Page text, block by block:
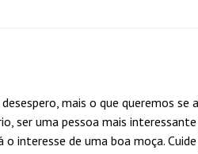
mais o que queremos se
ser uma pessoa mais
interesse de uma boa moça.